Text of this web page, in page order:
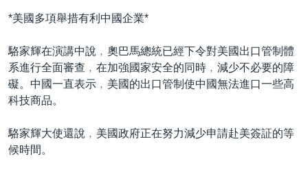
*美國多項舉措有利中國企業*
駱家輝在演講中說﹐奧巴馬總統已經下令對美國出口管制體
系進行全面審查﹐在加強國家安全的同時﹐減少不必要的障
礙。中國一直表示﹐美國的出口管制使中國無法進口一些高
科技商品。
駱家輝大使還說﹐美國政府正在努力減少申請赴美簽証的等
候時間。